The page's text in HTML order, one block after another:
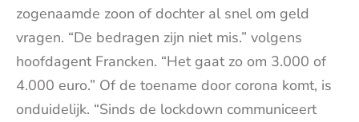
zogenaamde zoon of dochter al snel om geld
vragen. “De bedragen zijn niet mis.” volgens
hoofdagent Francken. “Het gaat zo om 3.000 of
4.000 euro.” Of de toename door corona komt, is
onduidelijk. “Sinds de lockdown communiceert